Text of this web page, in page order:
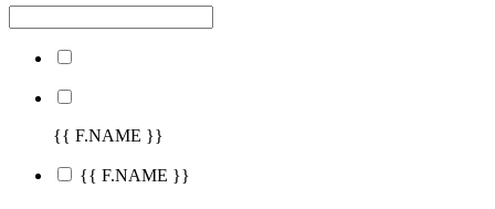
{{ F.NAME }}
{{ F.NAME }}